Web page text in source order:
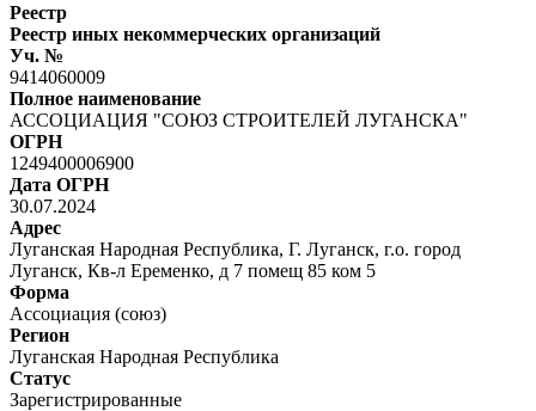
Реестр
Реестр иных некоммерческих организаций
Уч. №
9414060009
Полное наименование
АССОЦИАЦИЯ "СОЮЗ СТРОИТЕЛЕЙ ЛУГАНСКА"
ОГРН
1249400006900
Дата ОГРН
30.07.2024
Адрес
Луганская Народная Республика, Г. Луганск, г.о. город
Луганск, Кв-л Еременко, д 7 помещ 85 ком 5
Форма
Ассоциация (союз)
Регион
Луганская Народная Республика
Статус
Зарегистрированные